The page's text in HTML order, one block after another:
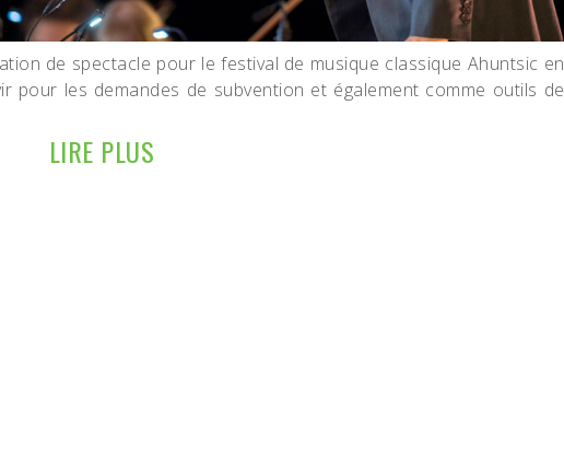
de spectacle pour le festival de musique classique Ahuntsic en
pour les demandes de subvention et également comme outils de
LIRE PLUS